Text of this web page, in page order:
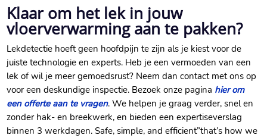
Klaar om het lek in jouw
vloerverwarming aan te pakken?
Lekdetectie hoeft geen hoofdpijn te zijn als je kiest voor de
juiste technologie en experts.​ Heb je een vermoeden van een
lek of wil je meer gemoedsrust? Neem dan contact met ons op
voor een deskundige inspectie.​ Bezoek onze pagina hier om
een offerte aan te vragen.​ We helpen je graag verder, snel en
zonder hak- en breekwerk, en bieden een expertiseverslag
binnen 3 werkdagen.​ Safe, simple, and efficient”that’s how we